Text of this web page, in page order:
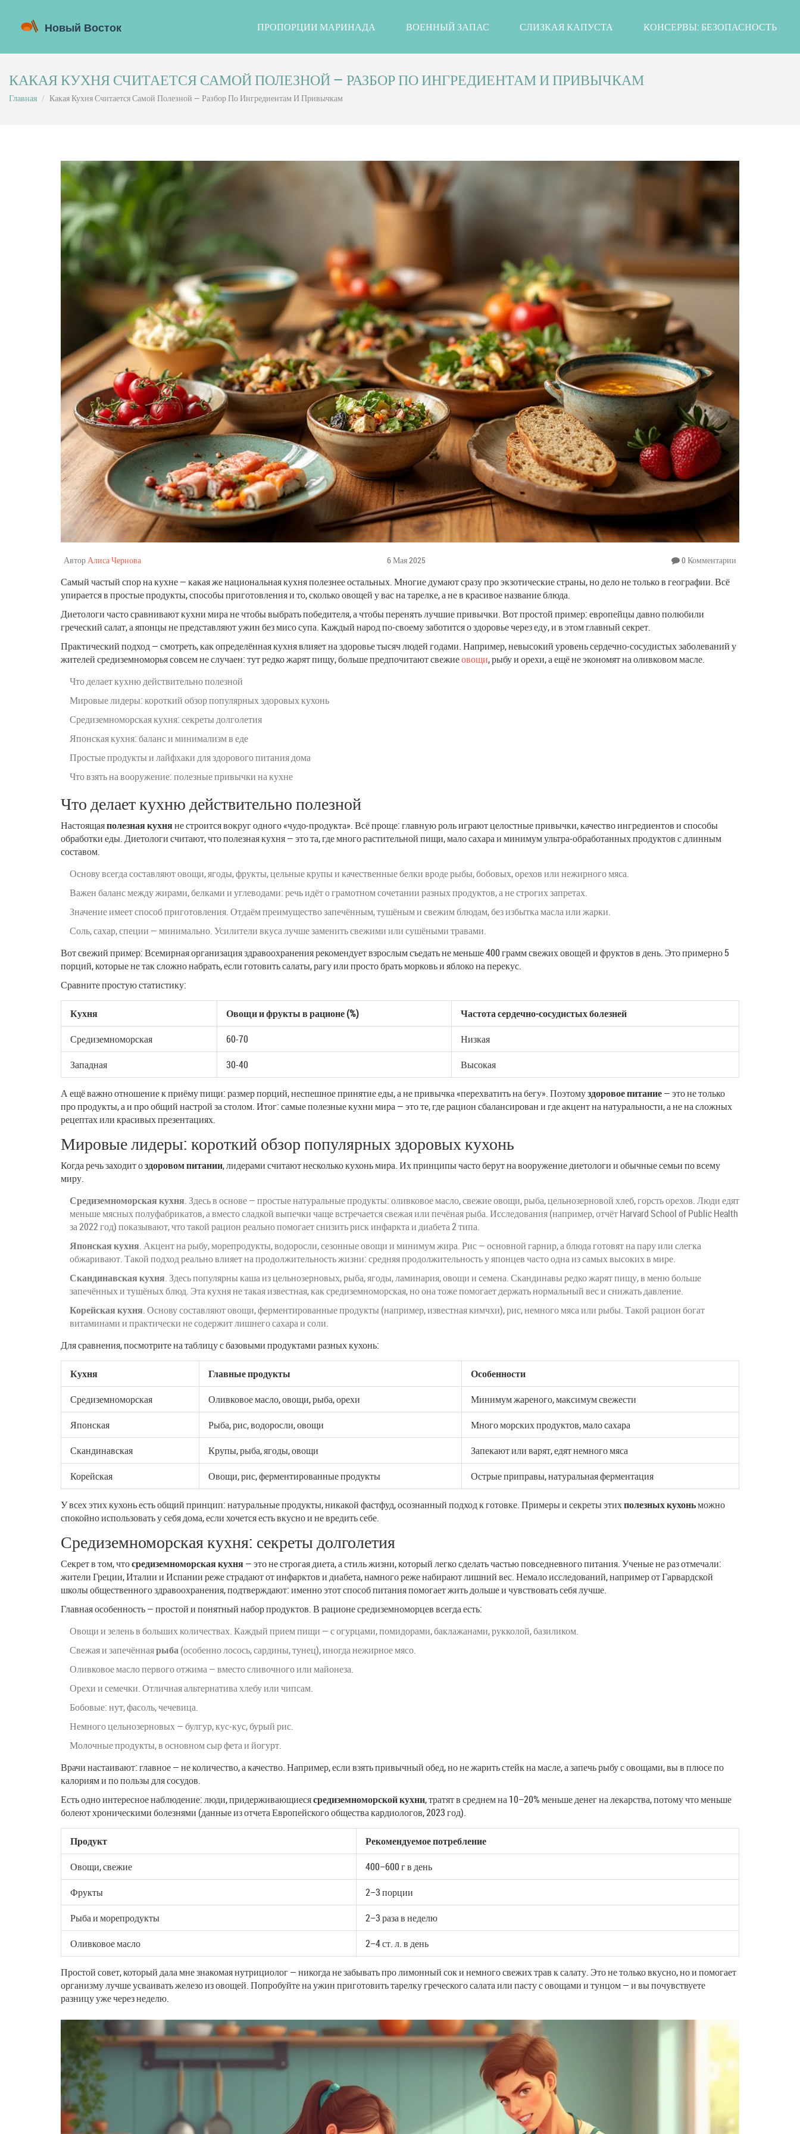
ПРОПОРЦИИ МАРИНАДА ВОЕННЫЙ ЗАПАС СЛИЗКАЯ КАПУСТА КОНСЕРВЫ: БЕЗОПАСНОСТЬ
КАКАЯ КУХНЯ СЧИТАЕТСЯ САМОЙ ПОЛЕЗНОЙ — РАЗБОР ПО ИНГРЕДИЕНТАМ И ПРИВЫЧКАМ
Главная Какая Кухня Считается Самой Полезной — Разбор По Ингредиентам И Привычкам
Автор Алиса Чернова 6 Мая 2025 0 Комментарии
Самый частый спор на кухне — какая же национальная кухня полезнее остальных. Многие думают сразу про экзотические страны, но дело не только в географии. Всё
упирается в простые продукты, способы приготовления и то, сколько овощей у вас на тарелке, а не в красивое название блюда.
Диетологи часто сравнивают кухни мира не чтобы выбрать победителя, а чтобы перенять лучшие привычки. Вот простой пример: европейцы давно полюбили
греческий салат, а японцы не представляют ужин без мисо супа. Каждый народ по-своему заботится о здоровье через еду, и в этом главный секрет.
Практический подход — смотреть, как определённая кухня влияет на здоровье тысяч людей годами. Например, невысокий уровень сердечно-сосудистых заболеваний у
жителей средиземноморья совсем не случаен: тут редко жарят пищу, больше предпочитают свежиеовощи, рыбу и орехи, а ещё не экономят на оливковом масле.
Что делает кухню действительно полезной
Мировые лидеры: короткий обзор популярных здоровых кухонь
Средиземноморская кухня: секреты долголетия
Японская кухня: баланс и минимализм в еде
Простые продукты и лайфхаки для здорового питания дома
Что взять на вооружение: полезные привычки на кухне
Что делает кухню действительно полезной
Настоящаяполезная кухняне строится вокруг одного «чудо-продукта». Всё проще: главную роль играют целостные привычки, качество ингредиентов и способы
обработки еды. Диетологи считают, что полезная кухня — это та, где много растительной пищи, мало сахара и минимум ультра-обработанных продуктов с длинным
составом.
Основу всегда составляют овощи, ягоды, фрукты, цельные крупы и качественные белки вроде рыбы, бобовых, орехов или нежирного мяса.
Важен баланс между жирами, белками и углеводами: речь идёт о грамотном сочетании разных продуктов, а не строгих запретах.
Значение имеет способ приготовления. Отдаём преимущество запечённым, тушёным и свежим блюдам, без избытка масла или жарки.
Соль, сахар, специи — минимально. Усилители вкуса лучше заменить свежими или сушёными травами.
Вот свежий пример: Всемирная организация здравоохранения рекомендует взрослым съедать не меньше 400 грамм свежих овощей и фруктов в день. Это примерно 5
порций, которые не так сложно набрать, если готовить салаты, рагу или просто брать морковь и яблоко на перекус.
Сравните простую статистику:
Кухня Овощи и фрукты в рационе (%)
Частота сердечно-сосудистых болезней
Средиземноморская
60-70
Низкая
Западная
30-40 Высокая
А ещё важно отношение к приёму пищи: размер порций, неспешное принятие еды, а не привычка «перехватить на бегу». Поэтомуздоровое питание— это не только
про продукты, а и про общий настрой за столом. Итог: самые полезные кухни мира — это те, где рацион сбалансирован и где акцент на натуральности, а не на сложных
рецептах или красивых презентациях.
Мировые лидеры: короткий обзор популярных здоровых кухонь
Когда речь заходит оздоровом питании, лидерами считают несколько кухонь мира. Их принципы часто берут на вооружение диетологи и обычные семьи по всему
миру.
Средиземноморская кухня. Здесь в основе — простые натуральные продукты: оливковое масло, свежие овощи, рыба, цельнозерновой хлеб, горсть орехов. Люди едят
меньше мясных полуфабрикатов, а вместо сладкой выпечки чаще встречается свежая или печёная рыба. Исследования (например, отчёт Harvard School of Public Health
за 2022 год) показывают, что такой рацион реально помогает снизить риск инфаркта и диабета 2 типа.
Японская кухня. Акцент на рыбу, морепродукты, водоросли, сезонные овощи и минимум жира. Рис — основной гарнир, а блюда готовят на пару или слегка
обжаривают. Такой подход реально влияет на продолжительность жизни: средняя продолжительность у японцев часто одна из самых высоких в мире.
Скандинавская кухня. Здесь популярны каша из цельнозерновых, рыба, ягоды, ламинария, овощи и семена. Скандинавы редко жарят пищу, в меню больше
запечённых и тушёных блюд. Эта кухня не такая известная, как средиземноморская, но она тоже помогает держать нормальный вес и снижать давление.
Корейская кухня. Основу составляют овощи, ферментированные продукты (например, известная кимчхи), рис, немного мяса или рыбы. Такой рацион богат
витаминами и практически не содержит лишнего сахара и соли.
Для сравнения, посмотрите на таблицу с базовыми продуктами разных кухонь:
Кухня Главные продукты
Особенности
Средиземноморская
Оливковое масло, овощи, рыба, орехи
Минимум жареного, максимум свежести
Японская
Рыба, рис, водоросли, овощи
Много морских продуктов, мало сахара
Скандинавская
Крупы, рыба, ягоды, овощи
Запекают или варят, едят немного мяса
Корейская
Овощи, рис, ферментированные продукты Острые приправы, натуральная ферментация
У всех этих кухонь есть общий принцип: натуральные продукты, никакой фастфуд, осознанный подход к готовке. Примеры и секреты этихполезных кухоньможно
спокойно использовать у себя дома, если хочется есть вкусно и не вредить себе.
Средиземноморская кухня: секреты долголетия
Секрет в том, чтосредиземноморская кухня— это не строгая диета, а стиль жизни, который легко сделать частью повседневного питания. Ученые не раз отмечали:
жители Греции, Италии и Испании реже страдают от инфарктов и диабета, намного реже набирают лишний вес. Немало исследований, например от Гарвардской
школы общественного здравоохранения, подтверждают: именно этот способ питания помогает жить дольше и чувствовать себя лучше.
Главная особенность — простой и понятный набор продуктов. В рационе средиземноморцев всегда есть:
Овощи и зелень в больших количествах. Каждый прием пищи — с огурцами, помидорами, баклажанами, рукколой, базиликом.
Свежая и запечённаярыба(особенно лосось, сардины, тунец), иногда нежирное мясо.
Оливковое масло первого отжима — вместо сливочного или майонеза.
Орехи и семечки. Отличная альтернатива хлебу или чипсам.
Бобовые: нут, фасоль, чечевица.
Немного цельнозерновых — булгур, кус-кус, бурый рис.
Молочные продукты, в основном сыр фета и йогурт.
Врачи настаивают: главное — не количество, а качество. Например, если взять привычный обед, но не жарить стейк на масле, а запечь рыбу с овощами, вы в плюсе по
калориям и по пользы для сосудов.
Есть одно интересное наблюдение: люди, придерживающиесясредиземноморской кухни, тратят в среднем на 10–20% меньше денег на лекарства, потому что меньше
болеют хроническими болезнями (данные из отчета Европейского общества кардиологов, 2023 год).
Продукт
Рекомендуемое потребление
Овощи, свежие
400–600 г в день
Фрукты
2–3 порции
Рыба и морепродукты
2–3 раза в неделю
Оливковое масло
2–4 ст. л. в день
Простой совет, который дала мне знакомая нутрициолог — никогда не забывать про лимонный сок и немного свежих трав к салату. Это не только вкусно, но и помогает
организму лучше усваивать железо из овощей. Попробуйте на ужин приготовить тарелку греческого салата или пасту с овощами и тунцом — и вы почувствуете
разницу уже через неделю.